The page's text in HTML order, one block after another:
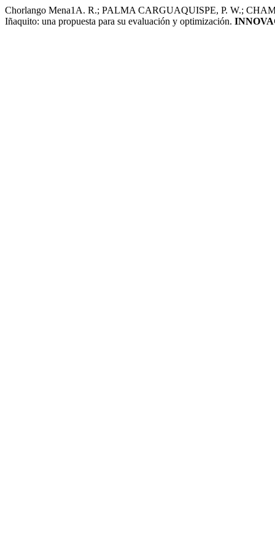
Chorlango Mena1A. R.; PALMA CARGUAQUISPE, P. W.;
Iñaquito: una propuesta para su evaluación y optimización.